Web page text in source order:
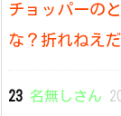
チョッパーの
な？折れねえ
23 名無しさん